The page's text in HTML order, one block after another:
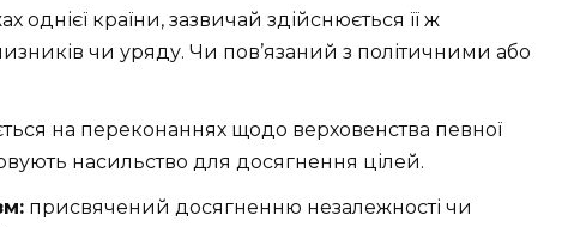
однієї країни, зазвичай здійснюється її ж
чи уряду. Чи пов’язаний з політичними або
на переконаннях щодо верховенства певної
насильство для досягнення цілей.
присвячений досягненню незалежності чи